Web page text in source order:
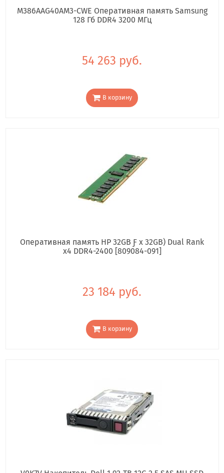
M386AAG40AM3-CWE Оперативная память Samsung
128 Гб DDR4 3200 МГц
54 263 руб.
В корзину
Оперативная память HP 32GB Ƒ x 32GB) Dual Rank
x4 DDR4-2400 [809084-091]
23 184 руб.
В корзину